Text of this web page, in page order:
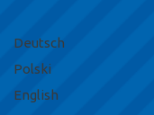
Deutsch
Polski
English